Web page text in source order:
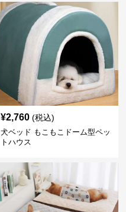
¥2,760 (税込)
犬ベッド もこもこドーム型ペッ
トハウス